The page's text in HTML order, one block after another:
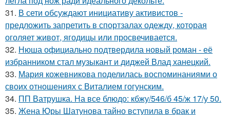
31. В сети обсуждают инициативу активистов -
предложить запретить в спортзалах одежду, которая
оголяет живот, ягодицы или просвечивается.
32. Нюша официально подтвердила новый роман - её
избранником стал музыкант и диджей Влад ханецкий.
33. Мария кожевникова поделилась воспоминаниями о
своих отношениях с Виталием гогунским.
34. ПП Ватрушка. На все блюдо: кбжу/546/б 45/ж 17/у 50.
35. Жена Юры Шатунова тайно вступила в брак и